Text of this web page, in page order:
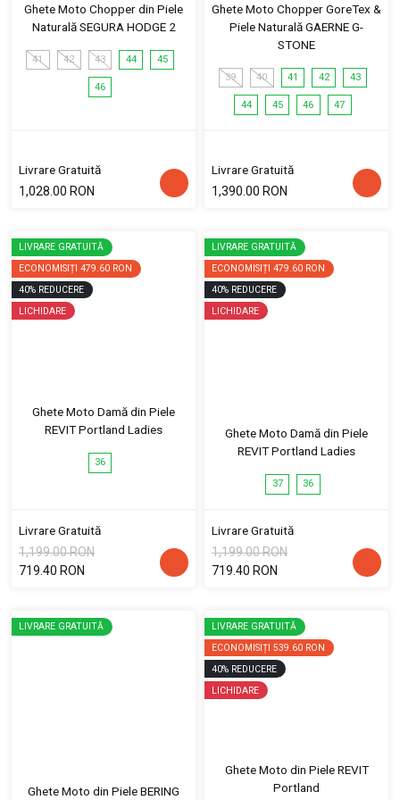
Ghete Moto Chopper din Piele
Naturală SEGURA HODGE 2
41 42 43 44 45
46
Livrare Gratuită
1,028.00 RON
Ghete Moto Chopper GoreTex &
Piele Naturală GAERNE G-
STONE
39 40 41 42 43
44 45 46 47
Livrare Gratuită
1,390.00 RON
LIVRARE GRATUITĂ
ECONOMISIȚI 479.60 RON
40% REDUCERE
LICHIDARE
Ghete Moto Damă din Piele
REVIT Portland Ladies
36
Livrare Gratuită
1,199.00 RON
719.40 RON
LIVRARE GRATUITĂ
ECONOMISIȚI 479.60 RON
40% REDUCERE
LICHIDARE
Ghete Moto Damă din Piele
REVIT Portland Ladies
37 36
Livrare Gratuită
1,199.00 RON
719.40 RON
LIVRARE GRATUITĂ
Ghete Moto din Piele BERING
LIVRARE GRATUITĂ
ECONOMISIȚI 539.60 RON
40% REDUCERE
LICHIDARE
Ghete Moto din Piele REVIT
Portland